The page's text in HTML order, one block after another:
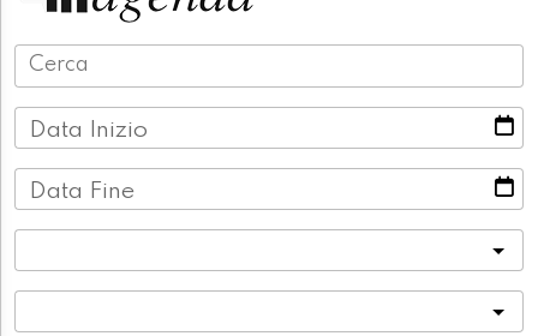
Data Inizio
Data Fine